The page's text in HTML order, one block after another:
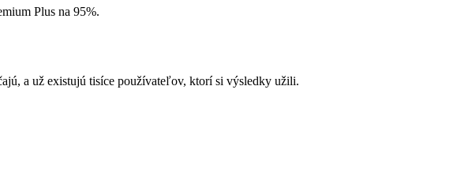
Plus na 95%.
a už existujú tisíce používateľov, ktorí si výsledky užili.